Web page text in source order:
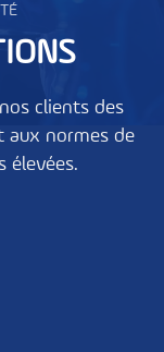
clients des
aux normes de
élevées.